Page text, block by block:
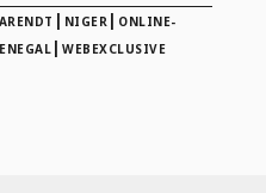
| NIGER | ONLINE-
|WEBEXCLUSIVE